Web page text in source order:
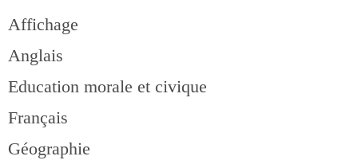
Affichage
Anglais
Education morale et civique
Français
Géographie